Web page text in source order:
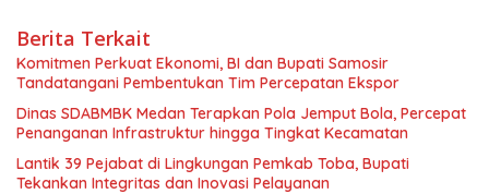
Berita Terkait
Komitmen Perkuat Ekonomi, BI dan Bupati Samosir
Tandatangani Pembentukan Tim Percepatan Ekspor
Dinas SDABMBK Medan Terapkan Pola Jemput Bola, Percepat
Penanganan Infrastruktur hingga Tingkat Kecamatan
Lantik 39 Pejabat di Lingkungan Pemkab Toba, Bupati
Tekankan Integritas dan Inovasi Pelayanan